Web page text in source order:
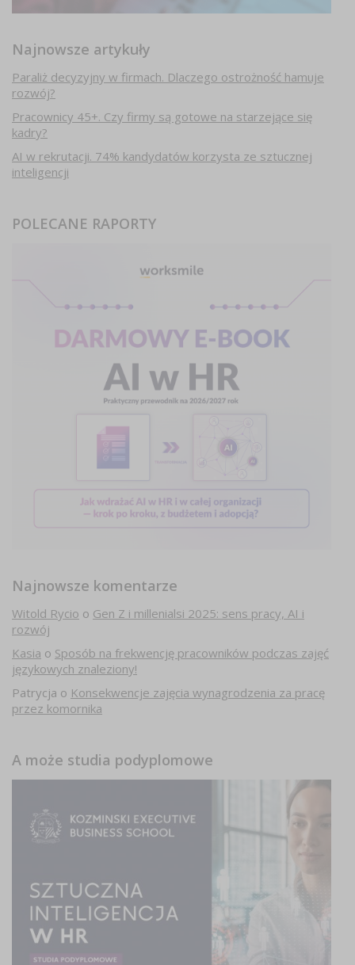
Najnowsze artykuły
Paraliż decyzyjny w firmach. Dlaczego ostrożność hamuje
rozwój?
Pracownicy 45+. Czy firmy są gotowe na starzejące się
kadry?
AI w rekrutacji. 74% kandydatów korzysta ze sztucznej
inteligencji
POLECANE RAPORTY
Najnowsze komentarze
Witold Rycio o Gen Z i millenialsi 2025: sens pracy, AI i
rozwój
Kasia o Sposób na frekwencję pracowników podczas zajęć
językowych znaleziony!
Patrycja o Konsekwencje zajęcia wynagrodzenia za pracę
przez komornika
A może studia podyplomowe